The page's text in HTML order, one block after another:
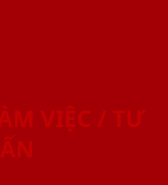
VIỆC / TƯ